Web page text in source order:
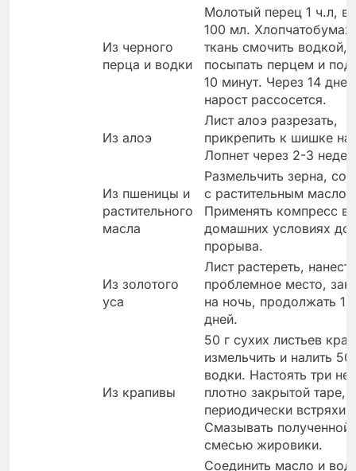
Из черного
перца и водки
Молотый перец 1 ч.л,
100 мл.
ткань смочить водкой,
посыпать перцем и
10 минут. Через 14 дней
нарост рассосется.
Из алоэ
Лист алоэ разрезать,
прикрепить к шишке на
Лопнет через 2-3
Из пшеницы и
растительного
масла
Размельчить зерна,
с растительным
Применять компресс в
домашних условиях до
прорыва.
Из золотого
уса
Лист растереть,
проблемное место,
на ночь, продолжать
дней.
Из крапивы
50 г сухих листьев
измельчить и налить
водки. Настоять три
плотно закрытой таре,
периодически
Смазывать полученной
смесью жировики.
Соединить масло и